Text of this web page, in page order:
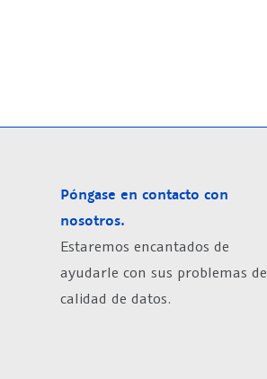
Póngase en contacto con
nosotros.
Estaremos encantados de
ayudarle con sus problemas de
calidad de datos.